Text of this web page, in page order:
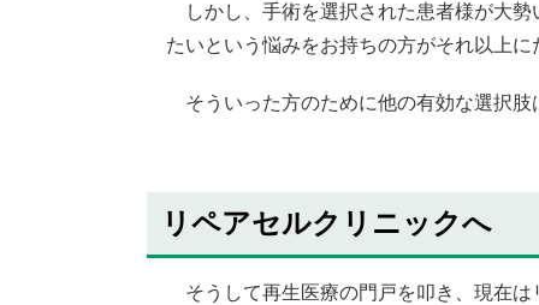
しかし、手術を選択された患者様が大勢
たいという悩みをお持ちの方がそれ以上
そういった方のために他の有効な選択肢
リペアセルクリニックへ
そうして再生医療の門戸を叩き、現在は